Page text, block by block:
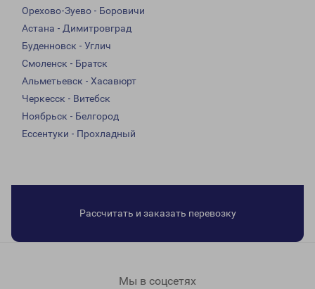
Орехово-Зуево - Боровичи
Астана - Димитровград
Буденновск - Углич
Смоленск - Братск
Альметьевск - Хасавюрт
Черкесск - Витебск
Ноябрьск - Белгород
Ессентуки - Прохладный
Рассчитать и заказать перевозку
Мы в соцсетях